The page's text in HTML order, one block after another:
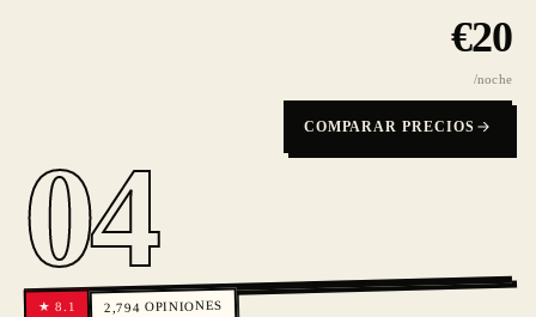
€20
/noche
COMPARAR PRECIOS
04
★8.1 2,794 OPINIONES